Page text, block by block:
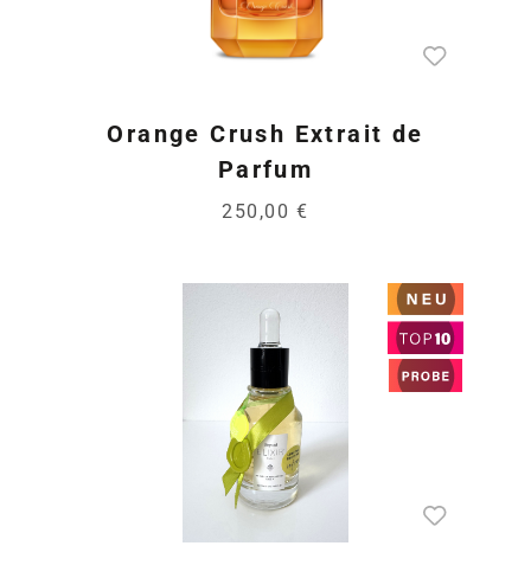
Orange Crush Extrait de
Parfum
250,00 €